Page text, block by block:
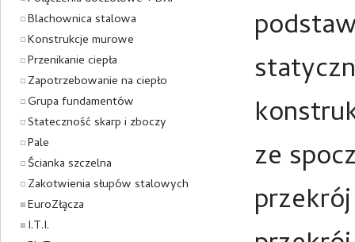
Blachownica stalowa
Konstrukcje murowe
Przenikanie ciepła
Zapotrzebowanie na ciepło
Grupa fundamentów
Stateczność skarp i zboczy
Pale
Ścianka szczelna
Zakotwienia słupów stalowych
EuroZłącza
I.T.I.
ze